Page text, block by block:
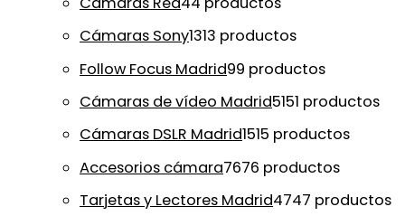
Cámaras Sony1313 productos
Follow Focus Madrid99 productos
Cámaras de vídeo Madrid5151 productos
Cámaras DSLR Madrid1515 productos
Accesorios cámara7676 productos
Tarjetas y Lectores Madrid4747 productos